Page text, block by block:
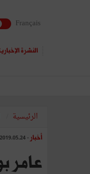
Français
النشرة
الرئيسية
أخبار - 2019.05.24
عامر